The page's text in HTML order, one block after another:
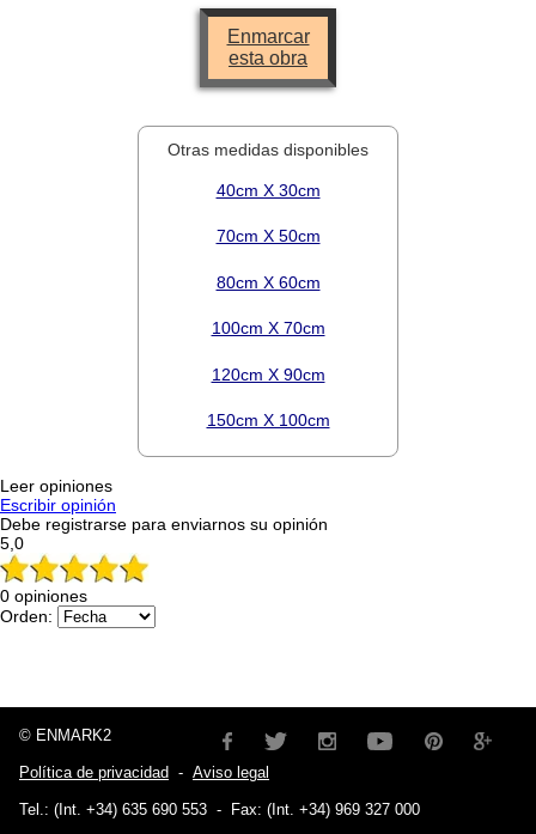
Enmarcar
esta obra
Otras medidas disponibles
40cm X 30cm
70cm X 50cm
80cm X 60cm
100cm X 70cm
120cm X 90cm
150cm X 100cm
Leer opiniones
Escribir opinión
Debe registrarse para enviarnos su opinión
5,0
0 opiniones
Orden:
© ENMARK2
Política de privacidad - Aviso legal
Tel.: (Int. +34) 635 690 553 - Fax: (Int. +34) 969 327 000